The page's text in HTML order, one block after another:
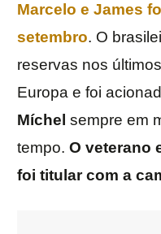
Marcelo e James
setembro. O
reservas nos
Europa e foi
Míchel sempre em
tempo. O veterano
foi titular com a